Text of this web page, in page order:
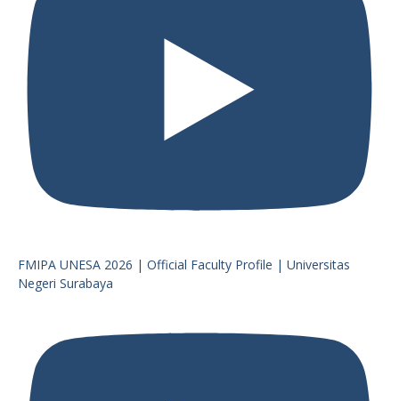
FMIPA UNESA 2026 | Official Faculty Profile | Universitas
Negeri Surabaya